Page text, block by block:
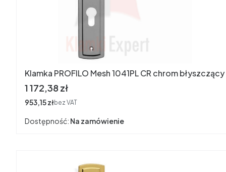
Klamka PROFILO Mesh 1041PL CR chrom błyszczący
Cena
1 172,38 zł
Cena
953,15 złbez VAT
Dostępność: Na zamówienie